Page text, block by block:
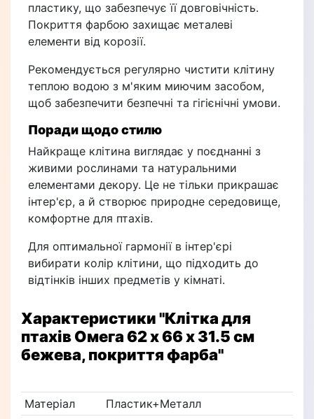
пластику, що забезпечує її довговічність.
Покриття фарбою захищає металеві
елементи від корозії.
Рекомендується регулярно чистити клітину
теплою водою з м'яким миючим засобом,
щоб забезпечити безпечні та гігієнічні умови.
Поради щодо стилю
Найкраще клітина виглядає у поєднанні з
живими рослинами та натуральними
елементами декору. Це не тільки прикрашає
інтер'єр, а й створює природне середовище,
комфортне для птахів.
Для оптимальної гармонії в інтер'єрі
вибирати колір клітини, що підходить до
відтінків інших предметів у кімнаті.
Характеристики"Клітка для
птахів Омега 62 х 66 х 31.5 см
бежева, покриття фарба"
Матеріал
Пластик+Металл